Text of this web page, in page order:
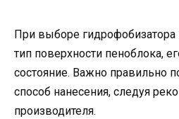
При выборе гидрофобизатора
тип поверхности пеноблока,
состояние. Важно правильно
способ нанесения, следуя
производителя.